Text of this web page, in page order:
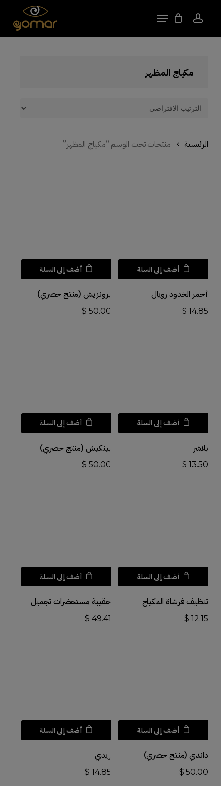
account
Menu
Cart
مكياج المظهر
الرئيسية منتجات تحت الوسم “مكياج المظهر”
أضف إلى السلة
أحمر الخدود رويال
$ 14.85
أضف إلى السلة
برونزيش (منتج حصري)
$ 50.00
أضف إلى السلة
بلاشر
$ 13.50
أضف إلى السلة
بينكيش (منتج حصري)
$ 50.00
أضف إلى السلة
تنظيف فرشاة المكياج
$ 12.15
أضف إلى السلة
حقيبة مستحضرات تجميل
$ 49.41
أضف إلى السلة
داندي (منتج حصري)
$ 50.00
أضف إلى السلة
ريدي
$ 14.85